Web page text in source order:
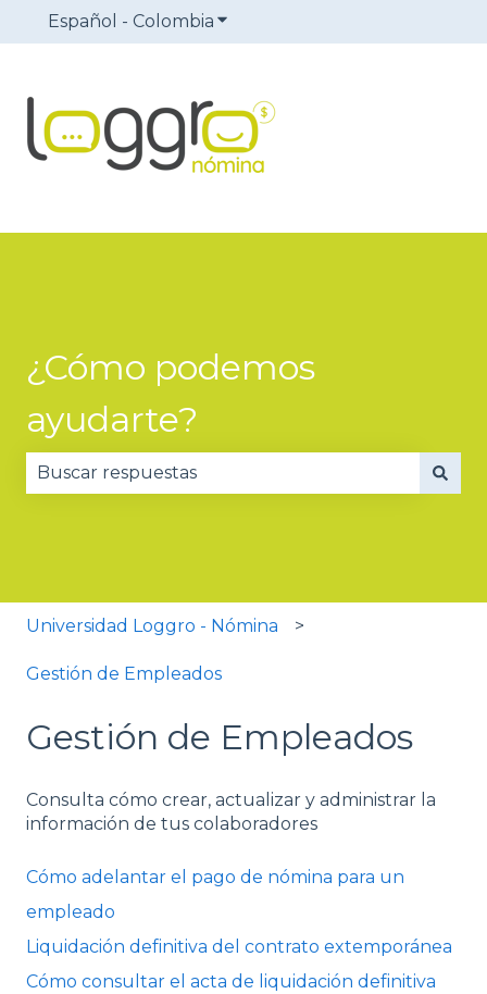
Español - Colombia Traducciones de Mostrar
¿Cómo podemos
ayudarte?
Universidad Loggro - Nómina
Gestión de Empleados
Gestión de Empleados
Consulta cómo crear, actualizar y administrar la
información de tus colaboradores
Cómo adelantar el pago de nómina para un
empleado
Liquidación definitiva del contrato extemporánea
Cómo consultar el acta de liquidación definitiva